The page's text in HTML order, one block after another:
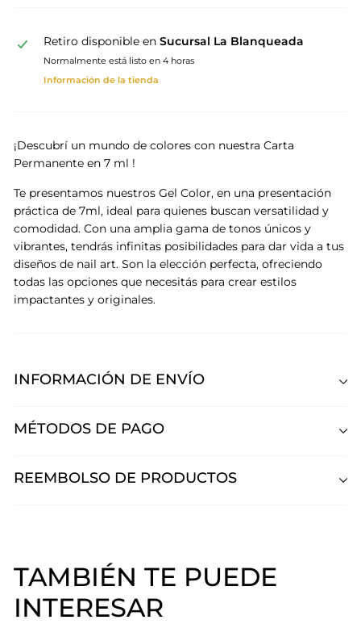
Retiro disponible en Sucursal La Blanqueada
Normalmente está listo en 4 horas
Información de la tienda
¡Descubrí un mundo de colores con nuestra Carta
Permanente en 7 ml !
Te presentamos nuestros Gel Color, en una presentación
práctica de 7ml, ideal para quienes buscan versatilidad y
comodidad. Con una amplia gama de tonos únicos y
vibrantes, tendrás infinitas posibilidades para dar vida a tus
diseños de nail art. Son la elección perfecta, ofreciendo
todas las opciones que necesitás para crear estilos
impactantes y originales.
INFORMACIÓN DE ENVÍO
MÉTODOS DE PAGO
REEMBOLSO DE PRODUCTOS
TAMBIÉN TE PUEDE
INTERESAR